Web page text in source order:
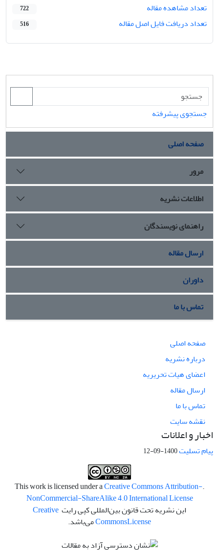
تعداد مشاهده مقاله
722
تعداد دریافت فایل اصل مقاله 516
جستجوی پیشرفته
صفحه اصلی
مرور
اطلاعات نشریه
راهنمای نویسندگان
ارسال مقاله
داوران
تماس با ما
صفحه اصلی
درباره نشریه
اعضای هیات تحریریه
ارسال مقاله
تماس با ما
نقشه سایت
اخبار و اعلانات
پیام تسلیت1400-09-12
.This work is licensed under a
Creative Commons Attribution-
NonCommercial-ShareAlike 4.0 International License
این نشریه تحت قانون بین‌المللی کپی رایت Creative
CommonsLicense می‌باشد.